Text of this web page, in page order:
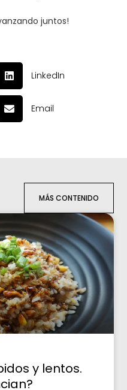
juntos!
LinkedIn
Email
MÁS CONTENIDO
y lentos.